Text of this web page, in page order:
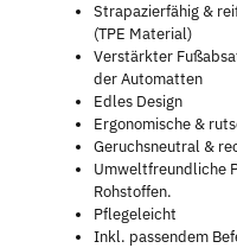
Strapazierfähig &
(TPE Material)
Verstärkter
der Automatten
Edles Design
Ergonomische &
Geruchsneutral &
Umweltfreundliche
Rohstoffen.
Pflegeleicht
Inkl. passendem